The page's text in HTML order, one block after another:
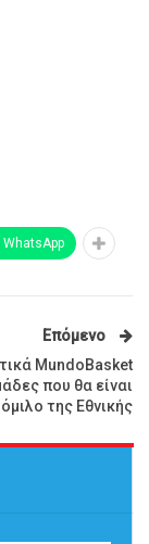
WhatsApp
Επόμενο
MundoBasket
που θα είναι
της Εθνικής